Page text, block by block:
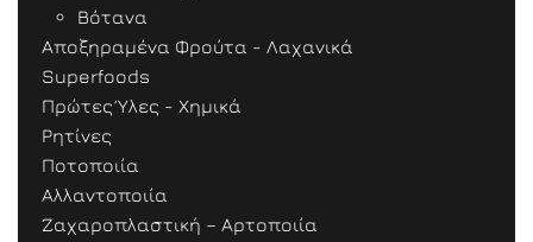
Βότανα
Αποξηραμένα Φρούτα - Λαχανικά
Superfoods
Πρώτες Ύλες - Χημικά
Ρητίνες
Ποτοποιία
Αλλαντοποιία
Ζαχαροπλαστική – Αρτοποιία